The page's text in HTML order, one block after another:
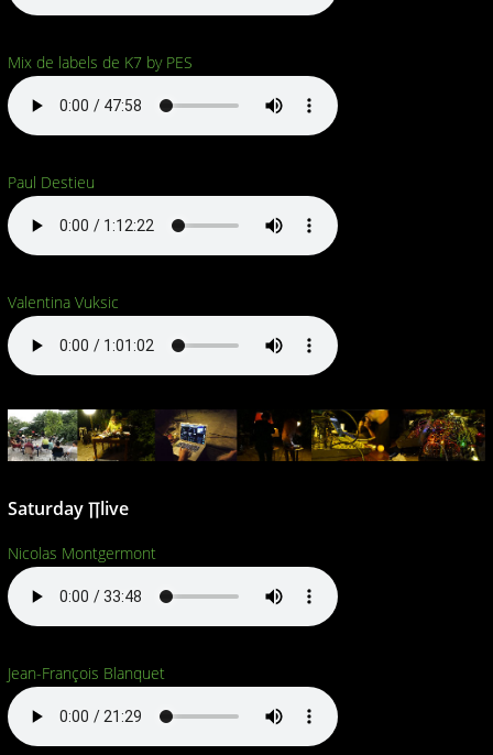
Mix de labels de K7 by PES
Paul Destieu
Valentina Vuksic
Saturday ∏live
Nicolas Montgermont
Jean-François Blanquet